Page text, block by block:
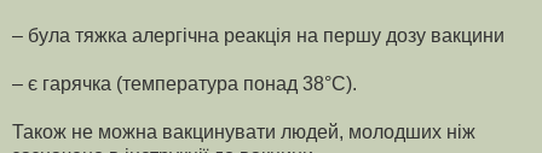
– була тяжка алергічна реакція на першу дозу вакцини
– є гарячка (температура понад 38°C).
Також не можна вакцинувати людей, молодших ніж